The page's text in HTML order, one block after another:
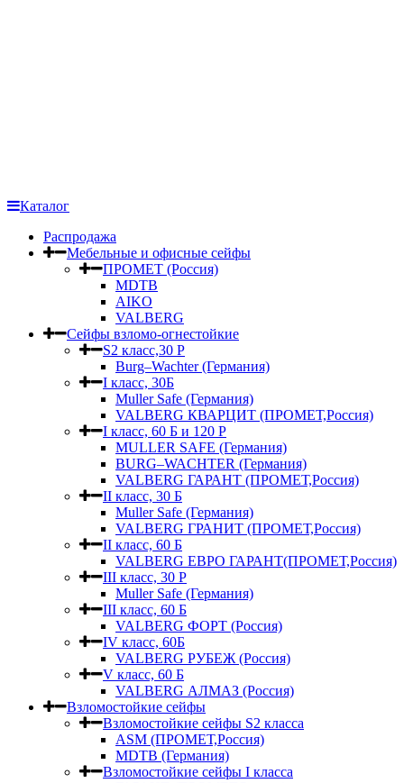
Каталог
Распродажа
Мебельные и офисные сейфы
ПРОМЕТ (Россия)
MDTB
AIKO
VALBERG
Сейфы взломо-огнестойкие
S2 класс,30 Р
Burg–Wachter (Германия)
I класс, 30Б
Muller Safe (Германия)
VALBERG КВАРЦИТ (ПРОМЕТ,Россия)
I класс, 60 Б и 120 Р
MULLER SAFE (Германия)
BURG–WACHTER (Германия)
VALBERG ГАРАНТ (ПРОМЕТ,Россия)
II класс, 30 Б
Muller Safe (Германия)
VALBERG ГРАНИТ (ПРОМЕТ,Россия)
II класс, 60 Б
VALBERG ЕВРО ГАРАНТ(ПРОМЕТ,Россия)
III класс, 30 Р
Muller Safe (Германия)
III класс, 60 Б
VALBERG ФОРТ (Россия)
IV класс, 60Б
VALBERG РУБЕЖ (Россия)
V класс, 60 Б
VALBERG АЛМАЗ (Россия)
Взломостойкие сейфы
Взломостойкие сейфы S2 класса
ASM (ПРОМЕТ,Россия)
MDTB (Германия)
Взломостойкие сейфы I класса